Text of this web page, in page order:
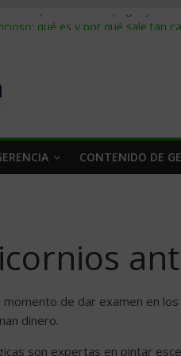
empresas: cómo pagar y
en la cadena de suministro:
de EE. UU.: cómo
CONTENIDO DE
momento de dar examen en
dinero.
son expertas en pintar